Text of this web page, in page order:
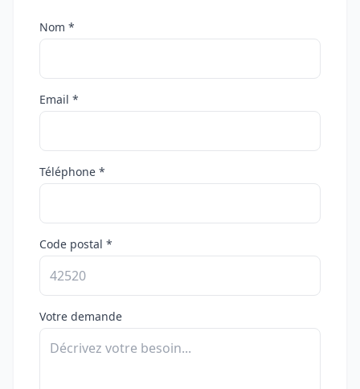
Nom *
Email *
Téléphone *
Code postal *
Votre demande